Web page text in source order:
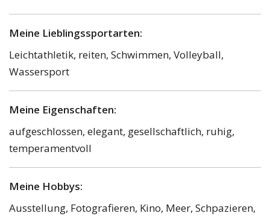
Meine Lieblingssportarten:
Leichtathletik, reiten, Schwimmen, Volleyball,
Wassersport
Meine Eigenschaften:
aufgeschlossen, elegant, gesellschaftlich, ruhig,
temperamentvoll
Meine Hobbys:
Ausstellung, Fotografieren, Kino, Meer, Schpazieren,